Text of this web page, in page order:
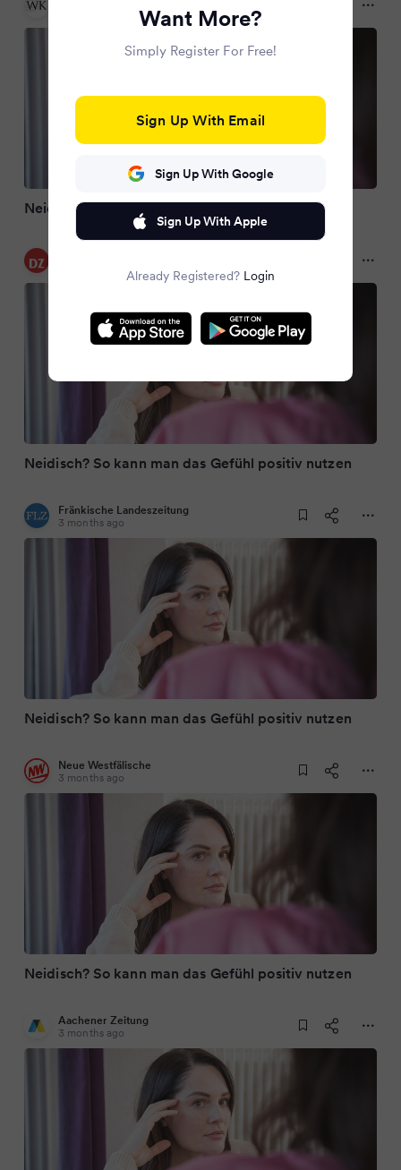
Neidisch? So kann man das Gefühl positiv nutzen
Neidisch? So kann man das Gefühl positiv nutzen
Fränkische Landeszeitung
3 months ago
Neidisch? So kann man das Gefühl positiv nutzen
Neue Westfälische
3 months ago
Neidisch? So kann man das Gefühl positiv nutzen
Aachener Zeitung
3 months ago
Want More?
Simply Register For Free!
Sign Up With Email
Sign Up With Google
Sign Up With Apple
Already Registered? Login